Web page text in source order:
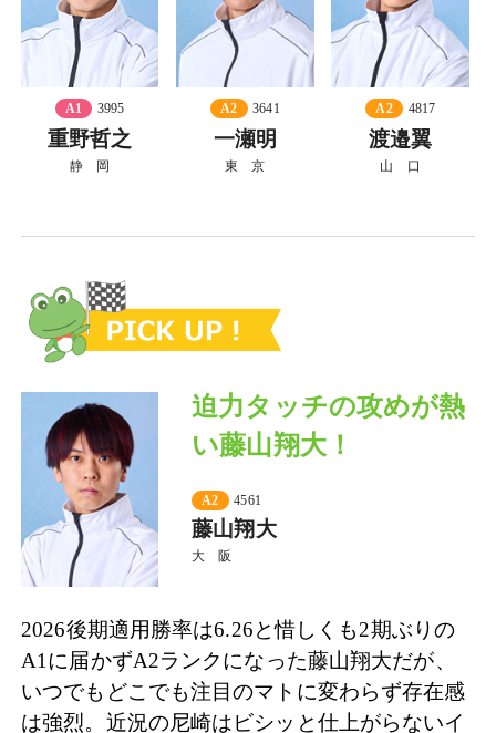
A1 3995
重野哲之
静 岡
A2 3641
一瀬明
東 京
A2 4817
渡邉翼
山 口
迫力タッチの攻めが熱
い藤山翔大！
A2 4561
藤山翔大
大 阪
2026後期適用勝率は6.26と惜しくも2期ぶりの
A1に届かずA2ランクになった藤山翔大だが、
いつでもどこでも注目のマトに変わらず存在感
は強烈。近況の尼崎はビシッと仕上がらないイ